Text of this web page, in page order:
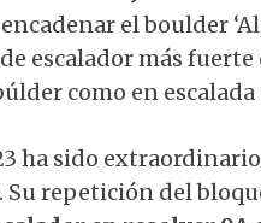
el boulder
escalador más
como en
ha sido
repetición del